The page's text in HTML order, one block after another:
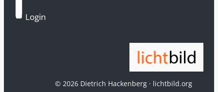
Login
© 2026 Dietrich Hackenberg · lichtbild.org